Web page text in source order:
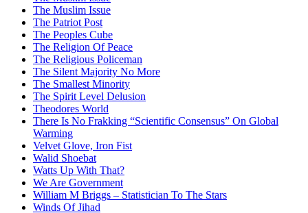
The Muslim Issue
The Patriot Post
The Peoples Cube
The Religion Of Peace
The Religious Policeman
The Silent Majority No More
The Smallest Minority
The Spirit Level Delusion
Theodores World
There Is No Frakking “Scientific Consensus” On Global
Warming
Velvet Glove, Iron Fist
Walid Shoebat
Watts Up With That?
We Are Government
William M Briggs – Statistician To The Stars
Winds Of Jihad